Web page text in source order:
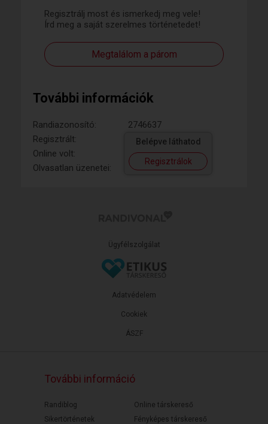
Regisztrálj most és ismerkedj meg vele!
Írd meg a saját szerelmes történetedet!
Megtalálom a párom
További információk
Randiazonosító:
2746637
Regisztrált:
Online volt:
Olvasatlan üzenetei:
Belépve láthatod
Regisztrálok
Ügyfélszolgálat
ÁSZF
Adatvédelem
Cookiek
További információ
Randiblog
Sikertörténetek
Online társkereső
Fényképes társkereső